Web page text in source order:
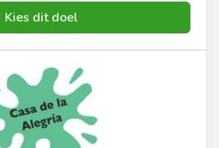
Kies dit doel